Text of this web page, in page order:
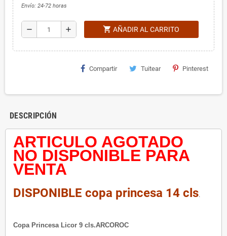
Envío: 24-72 horas
remove add shopping_cart AÑADIR AL CARRITO
Compartir Tuitear Pinterest
DESCRIPCIÓN
ARTICULO AGOTADO
NO DISPONIBLE PARA
VENTA
DISPONIBLE copa princesa 14 cls.
Copa Princesa Licor 9 cls.ARCOROC